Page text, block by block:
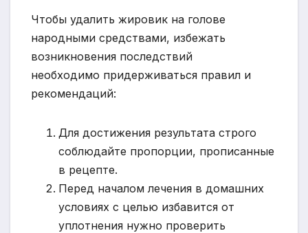
Чтобы удалить жировик на голове
народными средствами, избежать
возникновения последствий
необходимо придерживаться правил и
рекомендаций:
Для достижения результата строго
соблюдайте пропорции, прописанные
в рецепте.
Перед началом лечения в домашних
условиях с целью избавится от
уплотнения нужно проверить